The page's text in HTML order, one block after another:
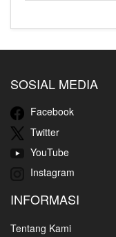
SOSIAL MEDIA
Facebook
Twitter
YouTube
Instagram
INFORMASI
Tentang Kami